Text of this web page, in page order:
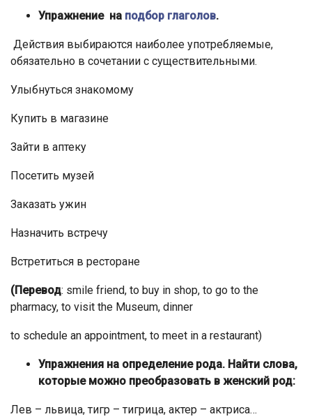
Упражнение на подбор глаголов.
Действия выбираются наиболее употребляемые,
обязательно в сочетании с существительными.
Улыбнуться знакомому
Купить в магазине
Зайти в аптеку
Посетить музей
Заказать ужин
Назначить встречу
Встретиться в ресторане
(Перевод: smile friend, to buy in shop, to go to the
pharmacy, to visit the Museum, dinner
to schedule an appointment, to meet in a restaurant)
Упражнения на определение рода. Найти слова,
которые можно преобразовать в женский род:
Лев – львица, тигр – тигрица, актер – актриса…